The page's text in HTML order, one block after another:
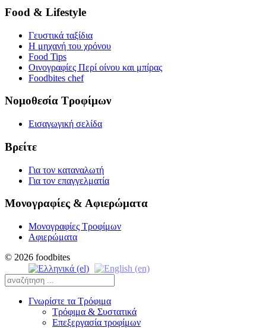
Food & Lifestyle
Γευστικά ταξίδια
Η μηχανή του χρόνου
Food Tips
Οινογραφίες Περί οίνου και μπίρας
Foodbites chef
Νομοθεσία Τροφίμων
Εισαγωγική σελίδα
Βρείτε
Για τον καταναλωτή
Για τον επαγγελματία
Μονογραφίες & Αφιερώματα
Μονογραφίες Τροφίμων
Αφιερώματα
© 2026 foodbites
Γνωρίστε τα Τρόφιμα
Τρόφιμα & Συστατικά
Επεξεργασία τροφίμων